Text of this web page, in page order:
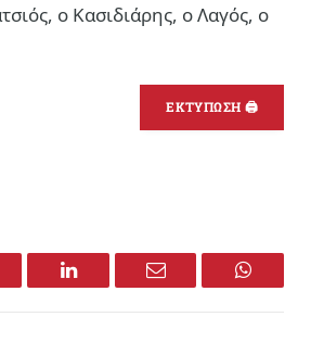
ο Κασιδιάρης, ο Λαγός, ο
ΕΚΤΥΠΩΣΗ 🖨
LinkedIn Email